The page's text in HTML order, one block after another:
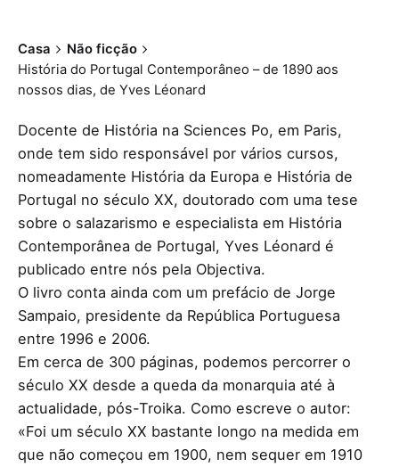
Casa
Não ficção
História do Portugal Contemporâneo – de 1890 aos
nossos dias, de Yves Léonard
Docente de História na Sciences Po, em Paris,
onde tem sido responsável por vários cursos,
nomeadamente História da Europa e História de
Portugal no século XX, doutorado com uma tese
sobre o salazarismo e especialista em História
Contemporânea de Portugal, Yves Léonard é
publicado entre nós pela Objectiva.
O livro conta ainda com um prefácio de Jorge
Sampaio, presidente da República Portuguesa
entre 1996 e 2006.
Em cerca de 300 páginas, podemos percorrer o
século XX desde a queda da monarquia até à
actualidade, pós-Troika. Como escreve o autor:
«Foi um século XX bastante longo na medida em
que não começou em 1900, nem sequer em 1910